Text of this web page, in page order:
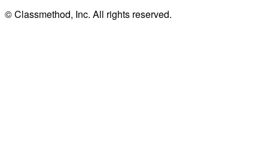
© Classmethod, Inc. All rights reserved.